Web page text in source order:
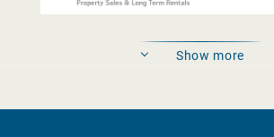
Show more